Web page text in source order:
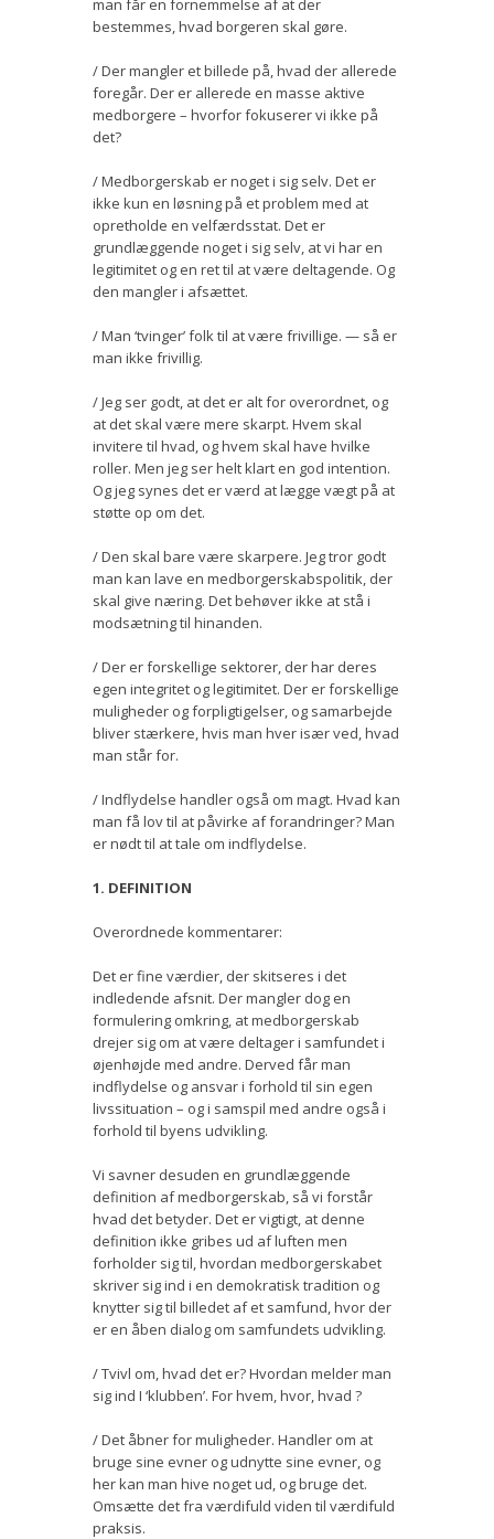
bestemmes, hvad borgeren skal gøre.
/ Der mangler et billede på, hvad der allerede
foregår. Der er allerede en masse aktive
medborgere – hvorfor fokuserer vi ikke på
det?
/ Medborgerskab er noget i sig selv. Det er
ikke kun en løsning på et problem med at
opretholde en velfærdsstat. Det er
grundlæggende noget i sig selv, at vi har en
legitimitet og en ret til at være deltagende. Og
den mangler i afsættet.
/ Man ‘tvinger’ folk til at være frivillige. — så er
man ikke frivillig.
/ Jeg ser godt, at det er alt for overordnet, og
at det skal være mere skarpt. Hvem skal
invitere til hvad, og hvem skal have hvilke
roller. Men jeg ser helt klart en god intention.
Og jeg synes det er værd at lægge vægt på at
støtte op om det.
/ Den skal bare være skarpere. Jeg tror godt
man kan lave en medborgerskabspolitik, der
skal give næring. Det behøver ikke at stå i
modsætning til hinanden.
/ Der er forskellige sektorer, der har deres
egen integritet og legitimitet. Der er forskellige
muligheder og forpligtigelser, og samarbejde
bliver stærkere, hvis man hver især ved, hvad
man står for.
/ Indflydelse handler også om magt. Hvad kan
man få lov til at påvirke af forandringer? Man
er nødt til at tale om indflydelse.
1. DEFINITION
Overordnede kommentarer:
Det er fine værdier, der skitseres i det
indledende afsnit. Der mangler dog en
formulering omkring, at medborgerskab
drejer sig om at være deltager i samfundet i
øjenhøjde med andre. Derved får man
indflydelse og ansvar i forhold til sin egen
livssituation – og i samspil med andre også i
forhold til byens udvikling.
Vi savner desuden en grundlæggende
definition af medborgerskab, så vi forstår
hvad det betyder. Det er vigtigt, at denne
definition ikke gribes ud af luften men
forholder sig til, hvordan medborgerskabet
skriver sig ind i en demokratisk tradition og
knytter sig til billedet af et samfund, hvor der
er en åben dialog om samfundets udvikling.
/ Tvivl om, hvad det er? Hvordan melder man
sig ind I ‘klubben’. For hvem, hvor, hvad ?
/ Det åbner for muligheder. Handler om at
bruge sine evner og udnytte sine evner, og
her kan man hive noget ud, og bruge det.
Omsætte det fra værdifuld viden til værdifuld
praksis.